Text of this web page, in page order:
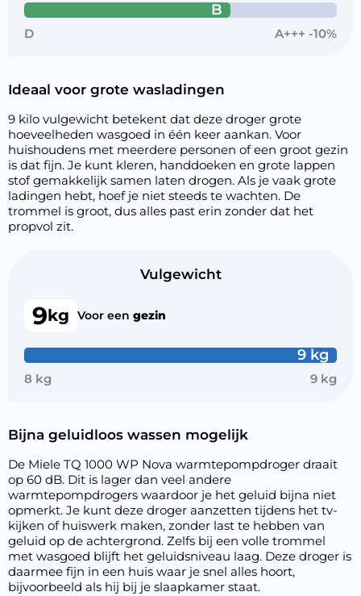
B
D A+++ -10%
Ideaal voor grote wasladingen
9 kilo vulgewicht betekent dat deze droger grote
hoeveelheden wasgoed in één keer aankan. Voor
huishoudens met meerdere personen of een groot gezin
is dat fijn. Je kunt kleren, handdoeken en grote lappen
stof gemakkelijk samen laten drogen. Als je vaak grote
ladingen hebt, hoef je niet steeds te wachten. De
trommel is groot, dus alles past erin zonder dat het
propvol zit.
Vulgewicht
9kg Voor een gezin
9 kg
8 kg 9 kg
Bijna geluidloos wassen mogelijk
De Miele TQ 1000 WP Nova warmtepompdroger draait
op 60 dB. Dit is lager dan veel andere
warmtepompdrogers waardoor je het geluid bijna niet
opmerkt. Je kunt deze droger aanzetten tijdens het tv-
kijken of huiswerk maken, zonder last te hebben van
geluid op de achtergrond. Zelfs bij een volle trommel
met wasgoed blijft het geluidsniveau laag. Deze droger is
daarmee fijn in een huis waar je snel alles hoort,
bijvoorbeeld als hij bij je slaapkamer staat.